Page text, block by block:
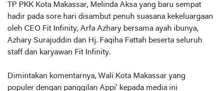
TP PKK Kota Makassar, Melinda Aksa yang baru sempat
hadir pada sore hari disambut penuh suasana kekeluargaan
oleh CEO Fit Infinity, Arfa Azhary bersama ayah ibunya,
Azhary Surajuddin dan Hj. Faqiha Fattah beserta seluruh
staff dan karyawan Fit Infinity.
Dimintakan komentarnya, Wali Kota Makassar yang
populer dengan panggilan Appi' kepada media ini